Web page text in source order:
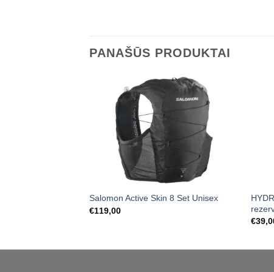
PANAŠŪS PRODUKTAI
Salomon Active Skin 8 Set Unisex
€119,00
€